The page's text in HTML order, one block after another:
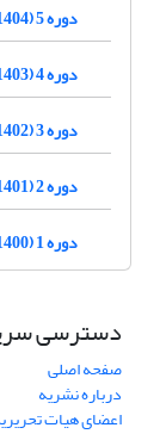
دوره 5 (1404)
دوره 4 (1403)
دوره 3 (1402)
دوره 2 (1401)
دوره 1 (1400)
دسترسی
صفحه اصلی
درباره نشریه
اعضای هیات